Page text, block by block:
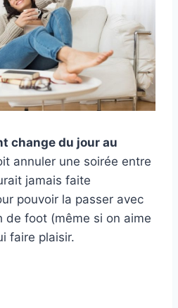
change du jour au
annuler une soirée entre
jamais faite
pouvoir la passer avec
de foot (même si on aime
faire plaisir.